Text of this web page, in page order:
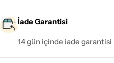
İade Garantisi
14 gün içinde iade garantisi